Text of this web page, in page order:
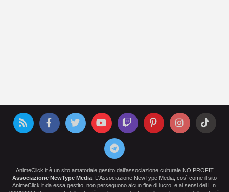
AnimeClick.it è un sito amatoriale gestito dall'associazione culturale NO PROFIT
Associazione NewType Media . L'Associazione NewType Media, così come il sito
AnimeClick.it da essa gestito, non perseguono alcun fine di lucro, e ai sensi del L.n.